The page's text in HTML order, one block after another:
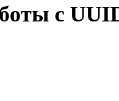
с